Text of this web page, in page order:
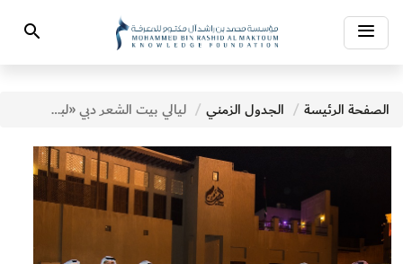
Toggle
navigation
Search
الصفحة الرئيسة الجدول الزمني ليالي بيت الشعر دبي «لبيك يا وطن»